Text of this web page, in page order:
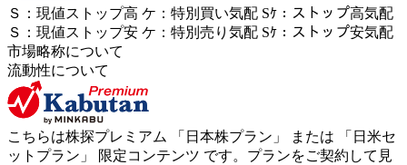
Ｓ ： 現値ストップ高 ケ ： 特別買い気配 Sｹ ： ストップ高気配
Ｓ ： 現値ストップ安 ケ ： 特別売 り 気配 Sｹ ： ストップ安気配
市場略称について
流動性について
こちらは株探プレミアム 「 日本株プラン 」 または 「 日米セ
ットプラン 」 限定コンテンツ です。プランをご契約して見